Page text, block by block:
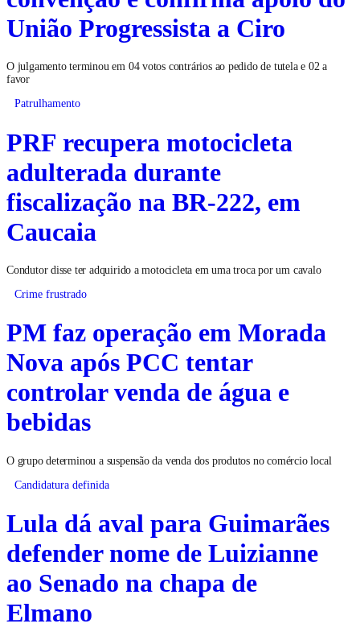
União Progressista a Ciro
O julgamento terminou em 04 votos contrários ao pedido de tutela e 02 a
favor
Patrulhamento
PRF recupera motocicleta
adulterada durante
fiscalização na BR-222, em
Caucaia
Condutor disse ter adquirido a motocicleta em uma troca por um cavalo
Crime frustrado
PM faz operação em Morada
Nova após PCC tentar
controlar venda de água e
bebidas
O grupo determinou a suspensão da venda dos produtos no comércio local
Candidatura definida
Lula dá aval para Guimarães
defender nome de Luizianne
ao Senado na chapa de
Elmano